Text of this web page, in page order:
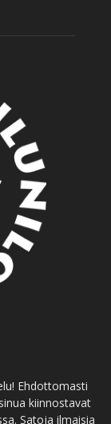
Ehdottomasti
kiinnostavat
Satoja ilmaisia